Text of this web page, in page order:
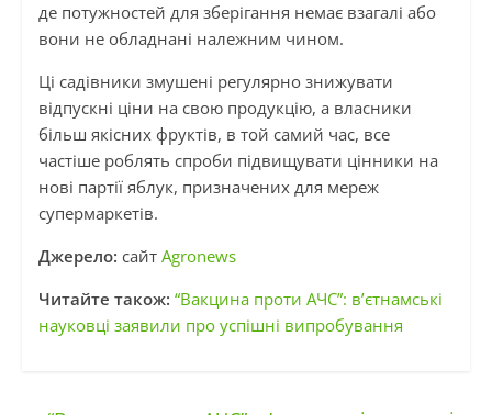
де потужностей для зберігання немає взагалі або
вони не обладнані належним чином.
Ці садівники змушені регулярно знижувати
відпускні ціни на свою продукцію, а власники
більш якісних фруктів, в той самий час, все
частіше роблять спроби підвищувати цінники на
нові партії яблук, призначених для мереж
супермаркетів.
Джерело: сайт Agronews
Читайте також: “Вакцина проти АЧС”: в’єтнамські
науковці заявили про успішні випробування